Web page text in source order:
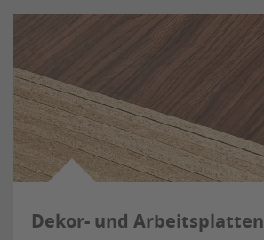
Dekor- und Arbeitsplatten